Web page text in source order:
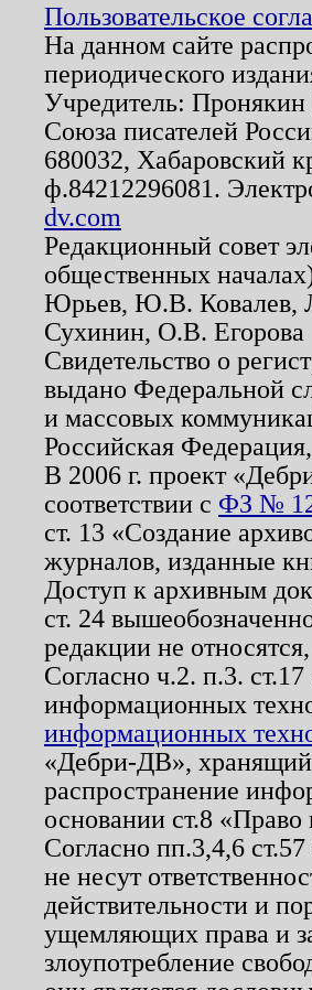
Пользовательское
На данном сайте
периодического
Учредитель:
Союза писателей
680032, Хабаровский
ф.84212296081.
dv.com
Редакционный совет
общественных
Юрьев, Ю.В. Ковалев,
Сухинин, О.В. Егорова
Свидетельство о
выдано Федеральной
и массовых
Российская
В 2006 г. проект
соответствии с ФЗ №
ст. 13 «Создание
журналов, изданные
Доступ к архивным
ст. 24
редакции не
Согласно ч.2. п.3.
информационных
информационных
«Дебри-ДВ», хранящий
распространение
основании ст.8
Согласно пп.3,4,6
не несут
действительности и
ущемляющих права и
злоупотребление